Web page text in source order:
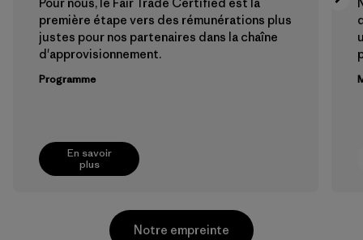
En savoir
plus
première étape vers des rémunérations plus
justes pour nos partenaires dans la chaîne
d'approvisionnement.
Programme
Notre empreinte